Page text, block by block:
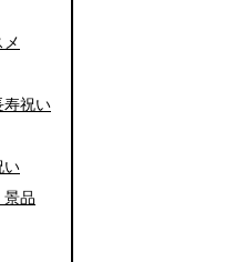
寿祝い
い
景品